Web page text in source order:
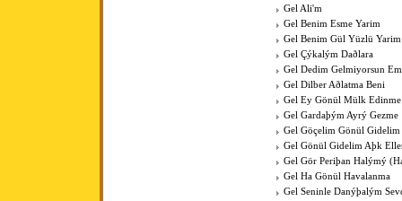
Gel Ali'm
Gel Benim Esme Yarim
Gel Benim Gül Yüzlü Yarim
Gel Çýkalým Daðlara
Gel Dedim Gelmiyorsun
Gel Dilber Aðlatma Beni
Gel Ey Gönül Mülk
Gel Gardaþým Ayrý Gezme
Gel Göçelim Gönül Gidelim
Gel Gönül Gidelim Aþk
Gel Gör Periþan Halýmý
Gel Ha Gönül Havalanma
Gel Seninle Danýþalým